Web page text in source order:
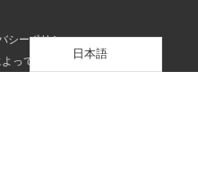
シーポリシー
って保護されています
日本語